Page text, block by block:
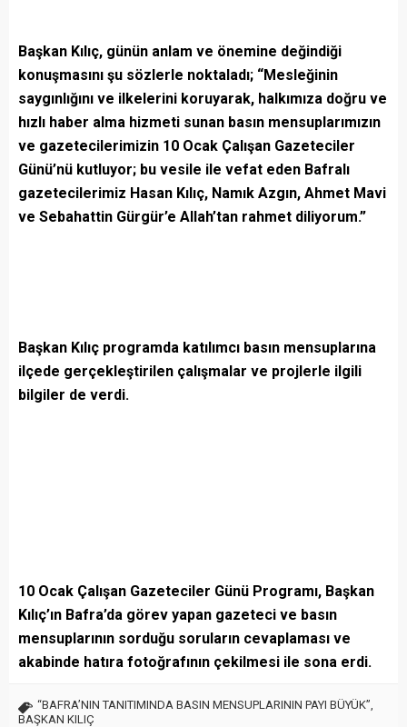
Başkan Kılıç, günün anlam ve önemine değindiği
konuşmasını şu sözlerle noktaladı; “Mesleğinin
saygınlığını ve ilkelerini koruyarak, halkımıza doğru ve
hızlı haber alma hizmeti sunan basın mensuplarımızın
ve gazetecilerimizin 10 Ocak Çalışan Gazeteciler
Günü’nü kutluyor; bu vesile ile vefat eden Bafralı
gazetecilerimiz Hasan Kılıç, Namık Azgın, Ahmet Mavi
ve Sebahattin Gürgür’e Allah’tan rahmet diliyorum.”
Başkan Kılıç programda katılımcı basın mensuplarına
ilçede gerçekleştirilen çalışmalar ve projlerle ilgili
bilgiler de verdi.
10 Ocak Çalışan Gazeteciler Günü Programı, Başkan
Kılıç’ın Bafra’da görev yapan gazeteci ve basın
mensuplarının sorduğu soruların cevaplaması ve
akabinde hatıra fotoğrafının çekilmesi ile sona erdi.
“BAFRA’NIN TANITIMINDA BASIN MENSUPLARININ PAYI BÜYÜK”,
BAŞKAN KILIÇ